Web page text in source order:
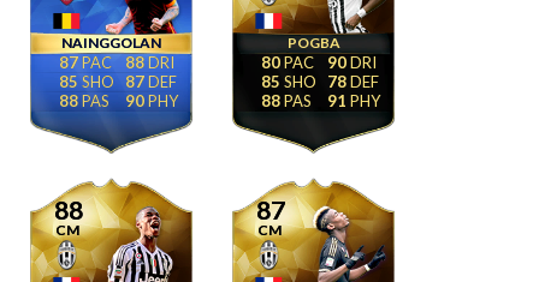
NAINGGOLAN
87
85
88
88
87
90
POGBA
80
85
88
90
78
91
88
CM
87
CM